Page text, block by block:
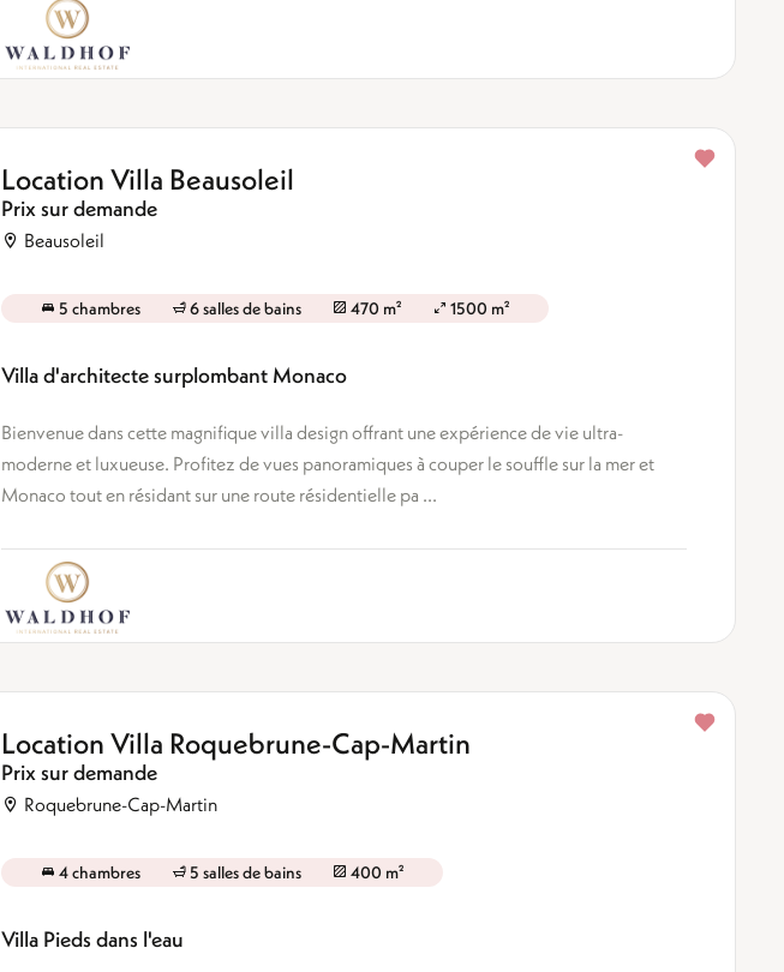
Location Villa Beausoleil
Prix sur demande
Beausoleil
5 chambres 6 salles de bains 470 m² 1500 m²
Villa d'architecte surplombant Monaco
Bienvenue dans cette magnifique villa design offrant une expérience de vie ultra-
moderne et luxueuse. Profitez de vues panoramiques à couper le souffle sur la mer et
Monaco tout en résidant sur une route résidentielle pa ...
Location Villa Roquebrune-Cap-Martin
Prix sur demande
Roquebrune-Cap-Martin
4 chambres 5 salles de bains 400 m²
Villa Pieds dans l'eau